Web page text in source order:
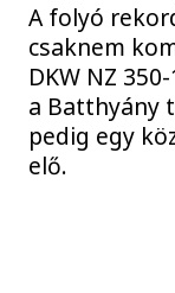
A folyó
csaknem
DKW NZ
a Batthyány
pedig egy
elő.